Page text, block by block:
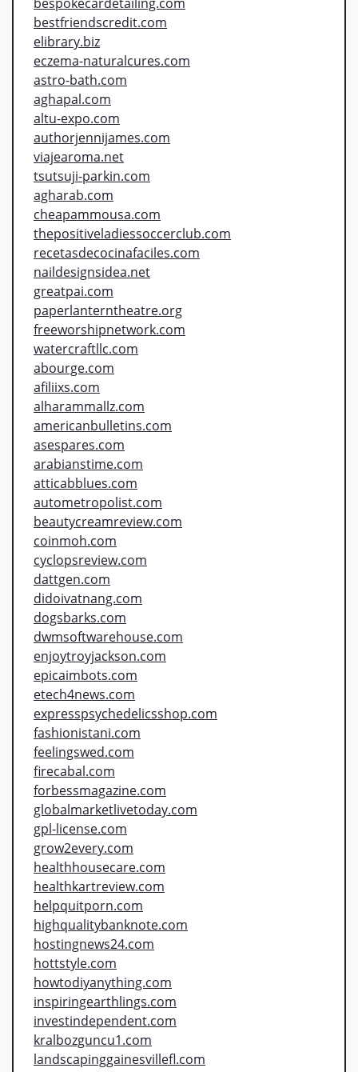
bestfriendscredit.com
elibrary.biz
eczema-naturalcures.com
astro-bath.com
aghapal.com
altu-expo.com
authorjennijames.com
viajearoma.net
tsutsuji-parkin.com
agharab.com
cheapammousa.com
thepositiveladiessoccerclub.com
recetasdecocinafaciles.com
naildesignsidea.net
greatpai.com
paperlanterntheatre.org
freeworshipnetwork.com
watercraftllc.com
abourge.com
afiliixs.com
alharammallz.com
americanbulletins.com
asespares.com
arabianstime.com
atticabblues.com
autometropolist.com
beautycreamreview.com
coinmoh.com
cyclopsreview.com
dattgen.com
didoivatnang.com
dogsbarks.com
dwmsoftwarehouse.com
enjoytroyjackson.com
epicaimbots.com
etech4news.com
expresspsychedelicsshop.com
fashionistani.com
feelingswed.com
firecabal.com
forbessmagazine.com
globalmarketlivetoday.com
gpl-license.com
grow2every.com
healthhousecare.com
healthkartreview.com
helpquitporn.com
highqualitybanknote.com
hostingnews24.com
hottstyle.com
howtodiyanything.com
inspiringearthlings.com
investindependent.com
kralbozguncu1.com
landscapinggainesvillefl.com